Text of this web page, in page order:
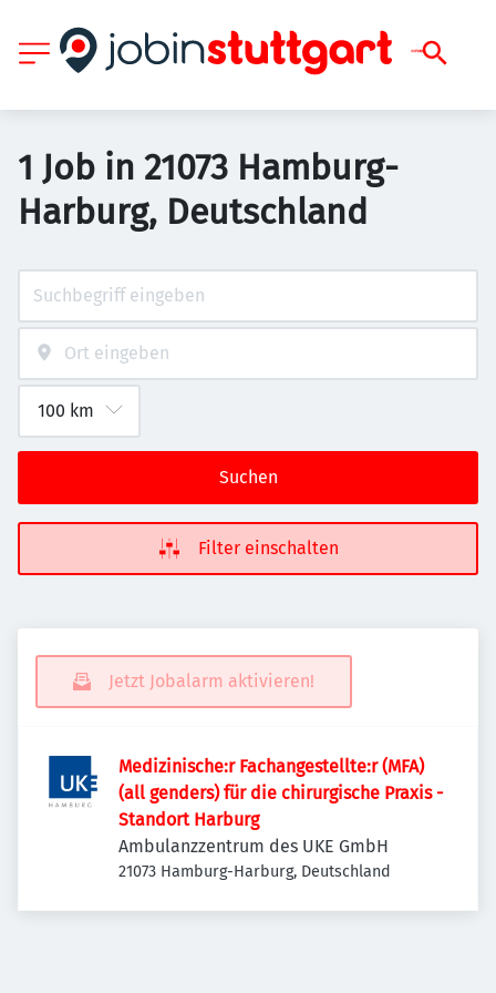
1 Job in 21073 Hamburg-
Harburg, Deutschland
Suchen
Filter einschalten
Jetzt Jobalarm aktivieren!
Medizinische:r Fachangestellte:r (MFA)
(all genders) für die chirurgische Praxis -
Standort Harburg
Ambulanzzentrum des UKE GmbH
21073 Hamburg-Harburg, Deutschland